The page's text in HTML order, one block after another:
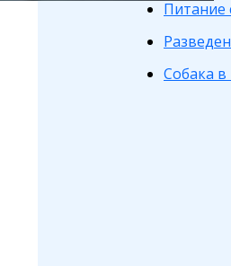
Питание
Собака в